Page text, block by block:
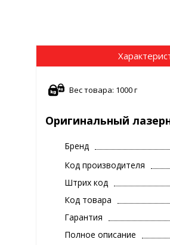
Вес товара: 1000 г
Оригинальный
Бренд
Код производителя
Штрих код
Код товара
Гарантия
Полное описание